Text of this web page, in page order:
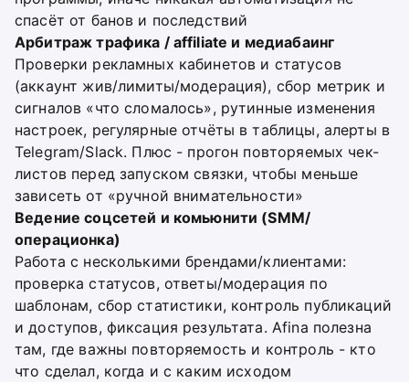
спасёт от банов и последствий
Арбитраж трафика / affiliate и медиабаинг
Проверки рекламных кабинетов и статусов
(аккаунт жив/лимиты/модерация), сбор метрик и
сигналов «что сломалось», рутинные изменения
настроек, регулярные отчёты в таблицы, алерты в
Telegram/Slack. Плюс - прогон повторяемых чек-
листов перед запуском связки, чтобы меньше
зависеть от «ручной внимательности»
Ведение соцсетей и комьюнити (SMM/
операционка)
Работа с несколькими брендами/клиентами:
проверка статусов, ответы/модерация по
шаблонам, сбор статистики, контроль публикаций
и доступов, фиксация результата. Afina полезна
там, где важны повторяемость и контроль - кто
что сделал, когда и с каким исходом